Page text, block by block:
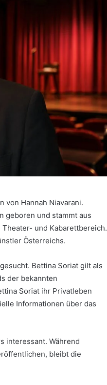
von Hannah Niavarani.
geboren und stammt aus
und Kabarettbereich.
Österreichs.
Bettina Soriat gilt als
der bekannten
Soriat ihr Privatleben
Informationen über das
interessant. Während
bleibt die